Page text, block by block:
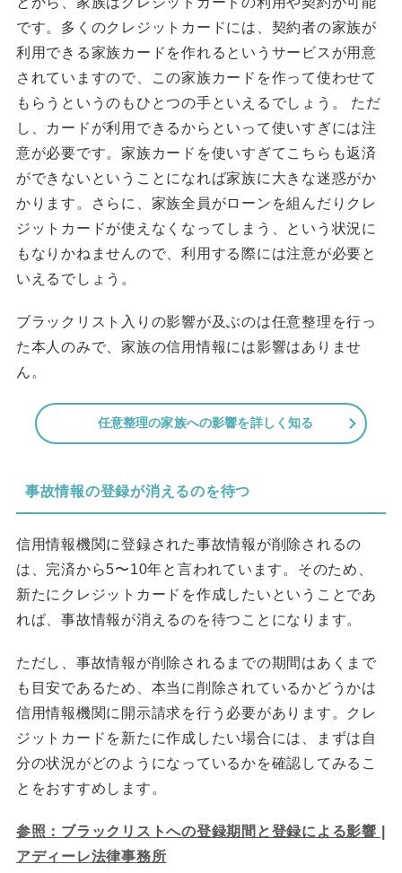
です。多くのクレジットカードには、契約者の家族が
利用できる家族カードを作れるというサービスが用意
されていますので、この家族カードを作って使わせて
もらうというのもひとつの手といえるでしょう。 ただ
し、カードが利用できるからといって使いすぎには注
意が必要です。家族カードを使いすぎてこちらも返済
ができないということになれば家族に大きな迷惑がか
かります。さらに、家族全員がローンを組んだりクレ
ジットカードが使えなくなってしまう、という状況に
もなりかねませんので、利用する際には注意が必要と
いえるでしょう。
ブラックリスト入りの影響が及ぶのは任意整理を行っ
た本人のみで、家族の信用情報には影響はありませ
ん。
任意整理の家族への影響を詳しく知る
事故情報の登録が消えるのを待つ
信用情報機関に登録された事故情報が削除されるの
は、完済から5〜10年と言われています。そのため、
新たにクレジットカードを作成したいということであ
れば、事故情報が消えるのを待つことになります。
ただし、事故情報が削除されるまでの期間はあくまで
も目安であるため、本当に削除されているかどうかは
信用情報機関に開示請求を行う必要があります。クレ
ジットカードを新たに作成したい場合には、まずは自
分の状況がどのようになっているかを確認してみるこ
とをおすすめします。
参照：ブラックリストへの登録期間と登録による影響 |
アディーレ法律事務所